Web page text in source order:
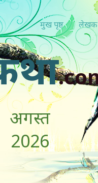
मुख पृष्ठ लेखक
अगस्त
2026